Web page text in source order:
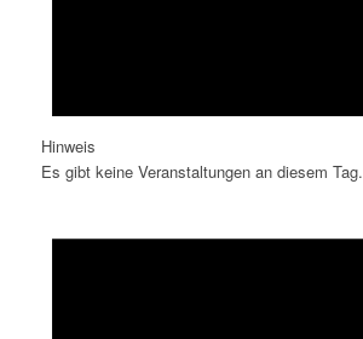
Hinweis
Es gibt keine Veranstaltungen an diesem Tag.